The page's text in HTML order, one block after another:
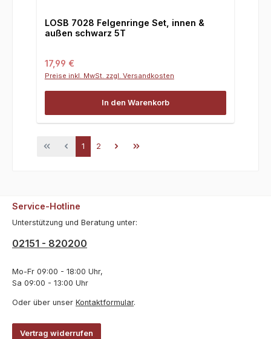
LOSB 7028 Felgenringe Set, innen &
außen schwarz 5T
Regulärer Preis:
17,99 €
Preise inkl. MwSt. zzgl. Versandkosten
In den Warenkorb
Seite
1 Seite
2
Service-Hotline
Unterstützung und Beratung unter:
02151 - 820200
Mo-Fr 09:00 - 18:00 Uhr,
Sa 09:00 - 13:00 Uhr
Oder über unser Kontaktformular.
Vertrag widerrufen